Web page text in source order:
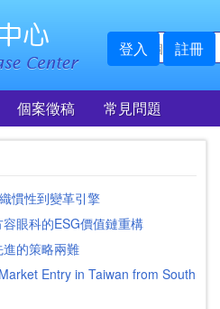
登入 註冊
個案徵稿 常見問題
慣性到變革引擎
眼科的ESG價值鏈重構
的策略兩難
Entry in Taiwan from South